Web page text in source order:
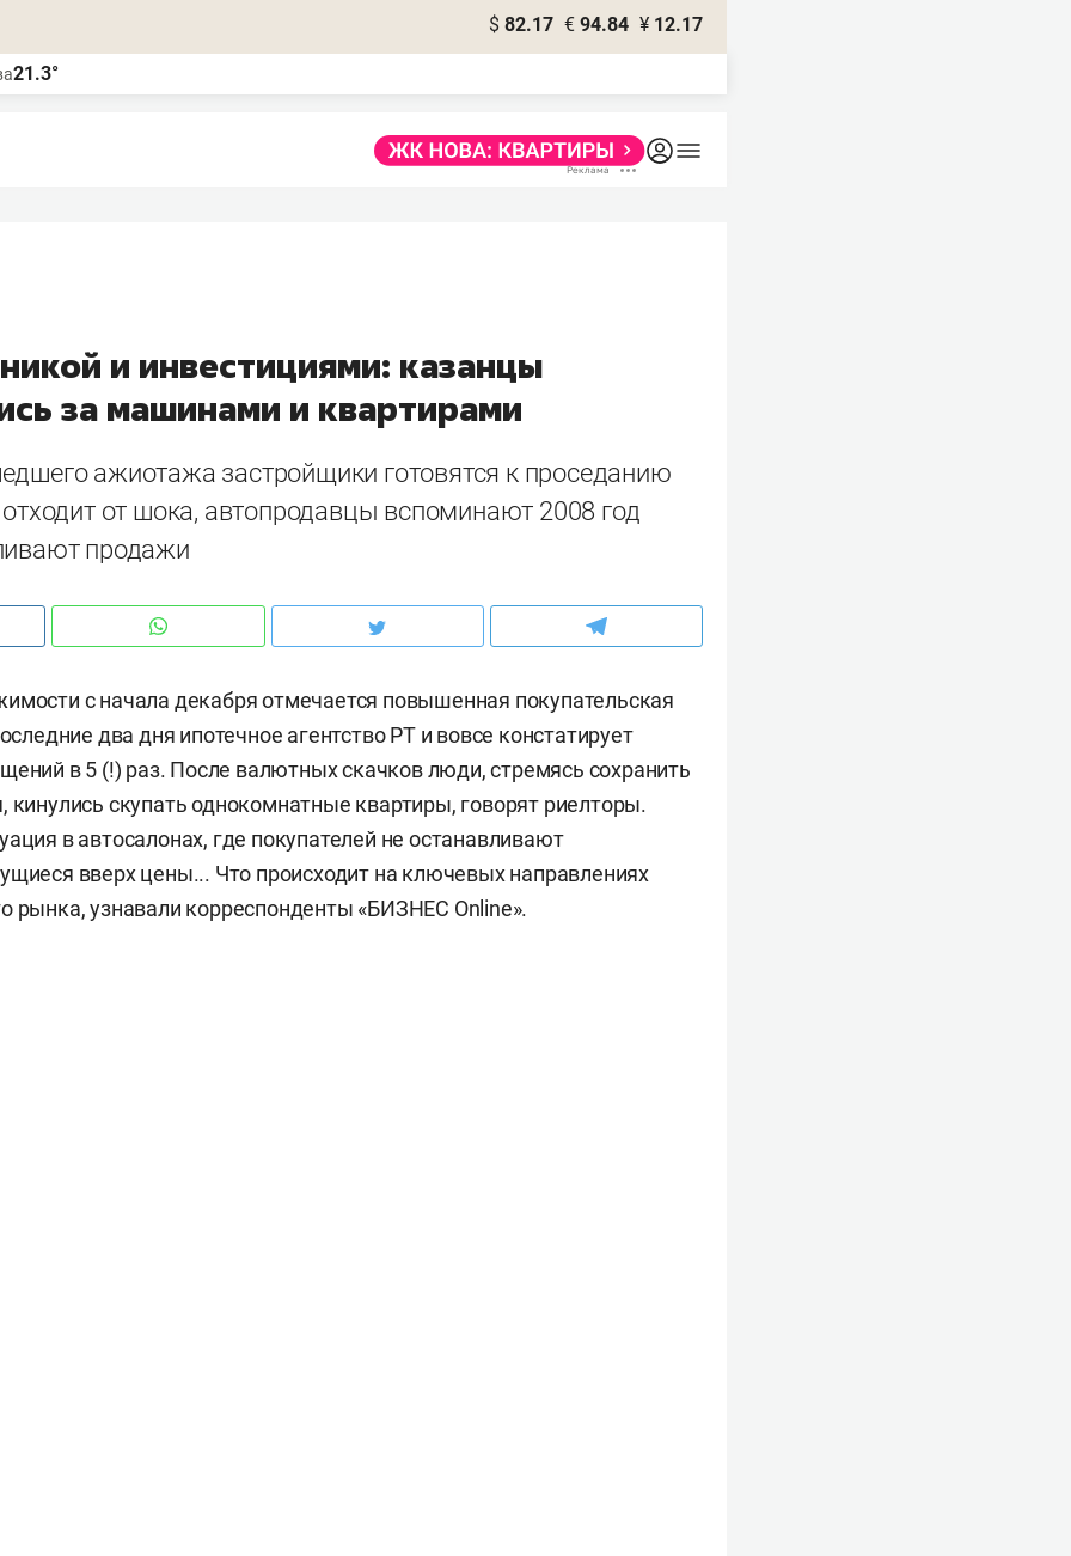
$ 82.17 € 94.84 ¥ 12.17
21.3°
и инвестициями: казанцы
за машинами и квартирами
ажиотажа застройщики готовятся к проседанию
от шока, автопродавцы вспоминают 2008 год
продажи
с начала декабря отмечается повышенная покупательская
два дня ипотечное агентство РТ и вовсе констатирует
в 5 (!) раз. После валютных скачков люди, стремясь сохранить
кинулись скупать однокомнатные квартиры, говорят риелторы.
в автосалонах, где покупателей не останавливают
вверх цены... Что происходит на ключевых направлениях
рынка, узнавали корреспонденты «БИЗНЕС Online».